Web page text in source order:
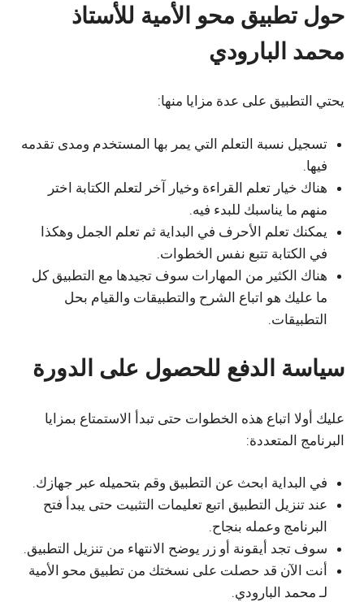
حول تطبيق محو الأمية للأستاذ
محمد البارودي
يحتي التطبيق على عدة مزايا منها:
تسجيل نسبة التعلم التي يمر بها المستخدم ومدى تقدمه
فيها.
هناك خيار تعلم القراءة وخيار آخر لتعلم الكتابة اختر
منهم ما يناسبك للبدء فيه.
يمكنك تعلم الأحرف في البداية ثم تعلم الجمل وهكذا
في الكتابة تتبع نفس الخطوات.
هناك الكثير من المهارات سوف تجيدها مع التطبيق كل
ما عليك هو اتباع الشرح والتطبيقات والقيام بحل
التطبيقات.
سياسة الدفع للحصول على الدورة
عليك أولا اتباع هذه الخطوات حتى تبدأ الاستمتاع بمزايا
البرنامج المتعددة:
في البداية ابحث عن التطبيق وقم بتحميله عبر جهازك.
عند تنزيل التطبيق اتبع تعليمات التثبيت حتى يبدأ فتح
البرنامج وعمله بنجاح.
سوف تجد أيقونة أو زر يوضح الانتهاء من تنزيل التطبيق.
أنت الآن قد حصلت على نسختك من تطبيق محو الأمية
لـ محمد البارودي.